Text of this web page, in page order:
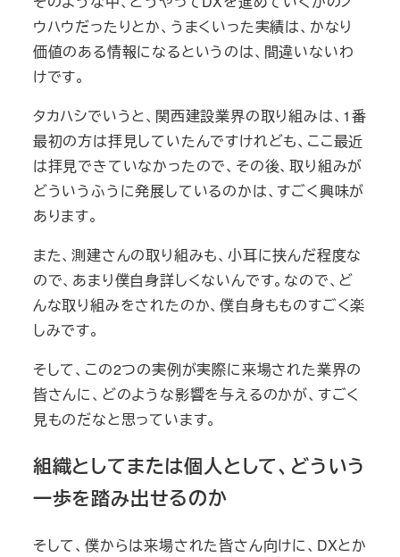
ウハウだったりとか、うまくいった実績は、かなり
価値のある情報になるというのは、間違いないわ
けです。
タカハシでいうと、関西建設業界の取り組みは、1番
最初の方は拝見していたんですけれども、ここ最近
は拝見できていなかったので、その後、取り組みが
どういうふうに発展しているのかは、すごく興味が
あります。
また、測建さんの取り組みも、小耳に挟んだ程度な
ので、あまり僕自身詳しくないんです。なので、ど
んな取り組みをされたのか、僕自身もものすごく楽
しみです。
そして、この2つの実例が実際に来場された業界の
皆さんに、どのような影響を与えるのかが、すごく
見ものだなと思っています。
組織としてまたは個人として、どういう
一歩を踏み出せるのか
そして、僕からは来場された皆さん向けに、DXとか